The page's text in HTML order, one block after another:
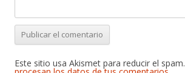
Este sitio usa Akismet para reducir el spam.